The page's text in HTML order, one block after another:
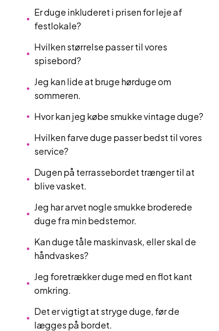
Er duge inkluderet i prisen for leje af
festlokale?
Hvilken størrelse passer til vores
spisebord?
Jeg kan lide at bruge hørduge om
sommeren.
Hvor kan jeg købe smukke vintage duge?
Hvilken farve duge passer bedst til vores
service?
Dugen på terrassebordet trænger til at
blive vasket.
Jeg har arvet nogle smukke broderede
duge fra min bedstemor.
Kan duge tåle maskinvask, eller skal de
håndvaskes?
Jeg foretrækker duge med en flot kant
omkring.
Det er vigtigt at stryge duge, før de
lægges på bordet.